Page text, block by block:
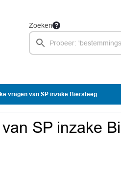
Zoeken
vragen van SP inzake Biersteeg
SP inzake